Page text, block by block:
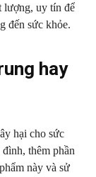
lượng, uy tín để
đến sức khỏe.
hay
hại cho sức
thêm phần
này và sử